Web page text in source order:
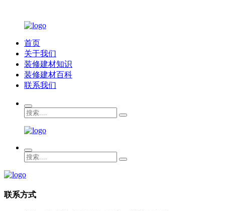
首页
关于我们
装修建材知识
装修建材百科
联系我们
联系方式